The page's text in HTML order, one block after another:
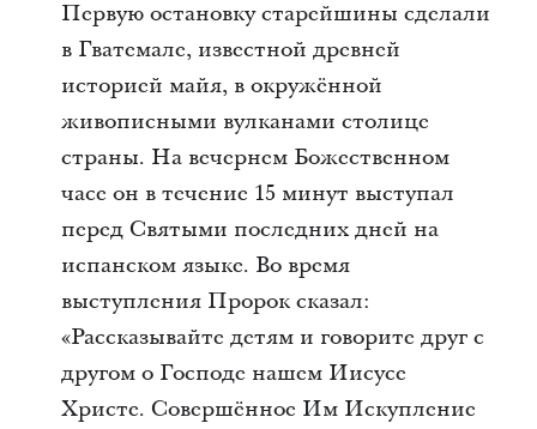
Первую остановку старейшины сделали
в Гватемале, известной древней
историей майя, в окружённой
живописными вулканами столице
страны. На вечернем Божественном
часе он в течение 15 минут выступал
перед Святыми последних дней на
испанском языке. Во время
выступления Пророк сказал:
«Рассказывайте детям и говорите друг с
другом о Господе нашем Иисусе
Христе. Совершённое Им Искупление